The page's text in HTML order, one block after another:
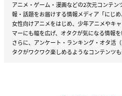
アニメ・ゲーム・漫画などの2次元コンテ
報・話題をお届けする情報メディア「にじめ
女性向けアニメをはじめ、少年アニメやキ
マーにも幅を広げ、オタクが気になる情報を
さらに、アンケート・ランキング・オタ活
タクがワクワク楽しめるようなコンテンツも